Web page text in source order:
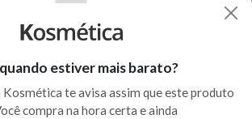
estiver mais barato?
Kosmética te avisa assim que este produto
compra na hora certa e ainda